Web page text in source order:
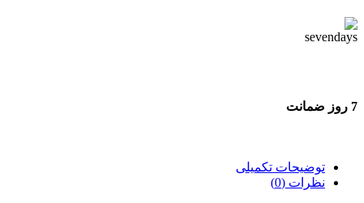
7 روز ضمانت
توضیحات تکمیلی
نظرات (0)